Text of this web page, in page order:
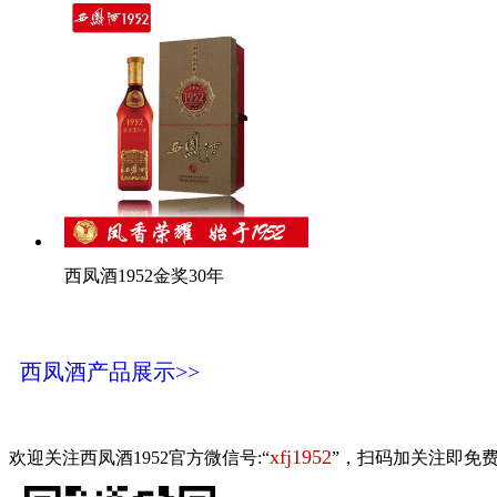
西凤酒1952金奖30年
西凤酒产品展示>>
欢迎关注西凤酒1952官方微信号:“xfj1952”，扫码加关注即免